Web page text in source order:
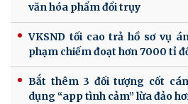
văn hóa phẩm đồi trụy
VKSND tối cao trả hồ sơ vụ
phạm chiếm đoạt hơn 7000 tỉ
Bắt thêm 3 đối tượng cốt
dụng “app tình cảm” lừa đảo